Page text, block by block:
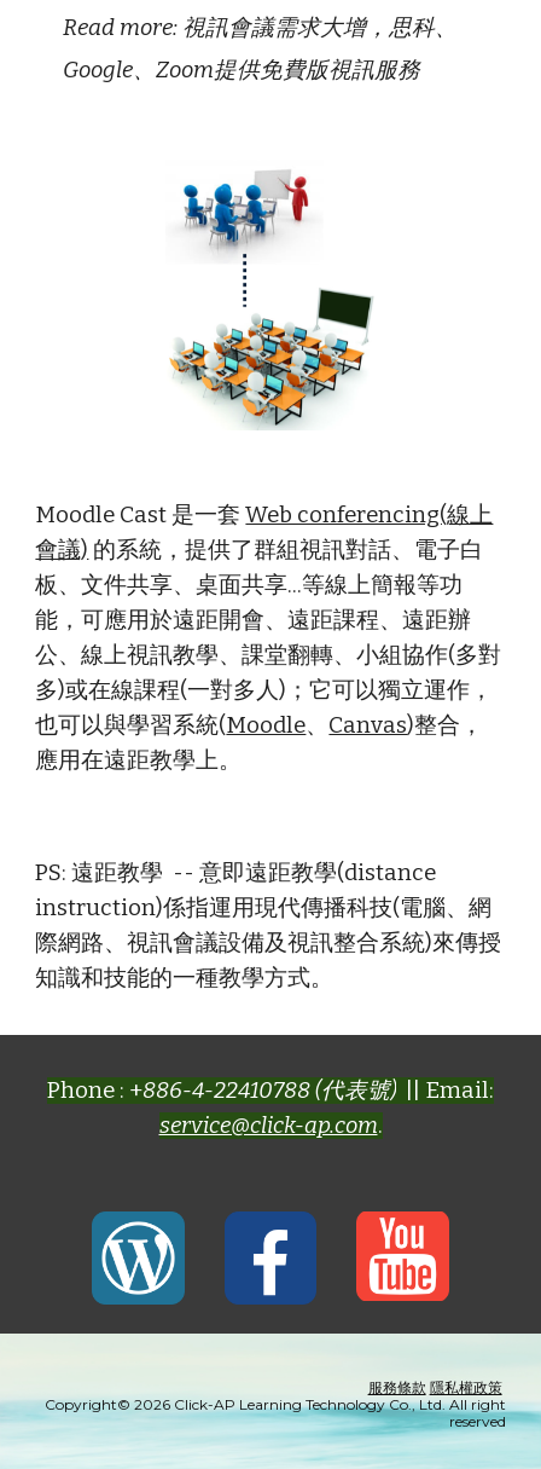
Read more: 視訊會議需求大增，思科、
Google、Zoom提供免費版視訊服務
Moodle Cast 是一套Web conferencing(線上
會議) 的系統，提供了群組視訊對話、電子白
板、文件共享、桌面共享...等線上簡報等功
能，可應用於遠距開會、遠距課程、遠距辦
公、線上視訊教學、課堂翻轉、小組協作(多對
多)或在線課程(一對多人)；它可以獨立運作，
也可以與學習系統(Moodle、 Canvas)整合，
應用在遠距教學上。
PS: 遠距教學 -- 意即遠距教學(distance
instruction)係指運用現代傳播科技(電腦、網
際網路、視訊會議設備及視訊整合系統)來傳授
知識和技能的一種教學方式。
Phone : +886-4-22410788 (代表號) || Email:
service@click-ap.com.
服務條款 隱私權政策
Copyright© 2026 Click-AP Learning Technology Co., Ltd. All right
reserved